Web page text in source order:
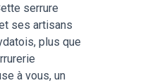
serrure
ses artisans
plus que
à vous, un